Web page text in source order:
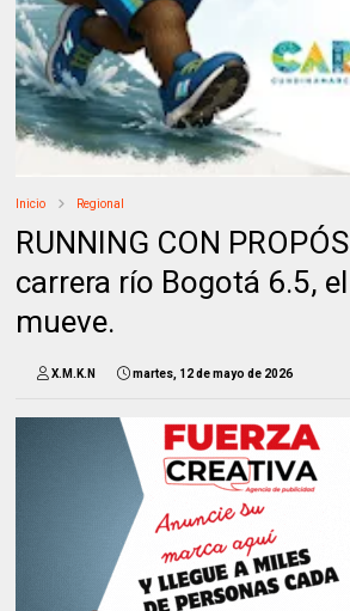
Inicio Regional
RUNNING CON
carrera río Bogotá 6.5,
mueve.
X.M.K.N martes, 12 de mayo de 2026